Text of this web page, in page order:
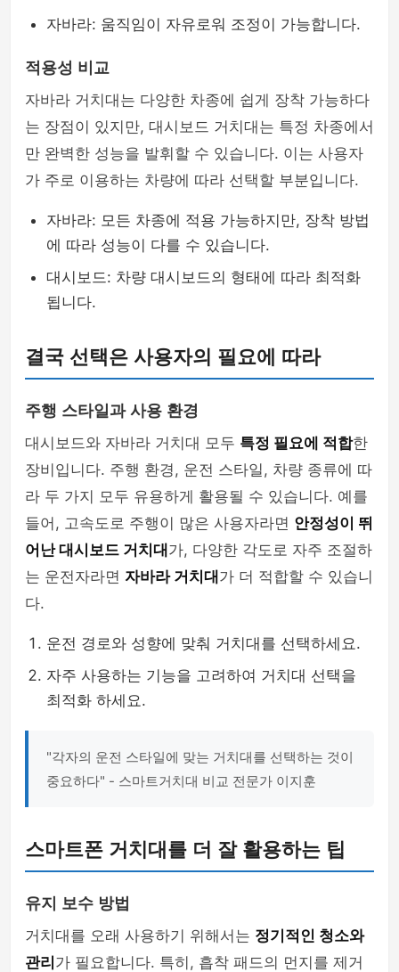
자바라: 움직임이 자유로워 조정이 가능합니다.
적용성 비교
자바라 거치대는 다양한 차종에 쉽게 장착 가능하다
는 장점이 있지만, 대시보드 거치대는 특정 차종에서
만 완벽한 성능을 발휘할 수 있습니다. 이는 사용자
가 주로 이용하는 차량에 따라 선택할 부분입니다.
자바라: 모든 차종에 적용 가능하지만, 장착 방법
에 따라 성능이 다를 수 있습니다.
대시보드: 차량 대시보드의 형태에 따라 최적화
됩니다.
결국 선택은 사용자의 필요에 따라
주행 스타일과 사용 환경
대시보드와 자바라 거치대 모두 특정 필요에 적합한
장비입니다. 주행 환경, 운전 스타일, 차량 종류에 따
라 두 가지 모두 유용하게 활용될 수 있습니다. 예를
들어, 고속도로 주행이 많은 사용자라면 안정성이 뛰
어난 대시보드 거치대 가, 다양한 각도로 자주 조절하
는 운전자라면 자바라 거치대 가 더 적합할 수 있습니
다.
운전 경로와 성향에 맞춰 거치대를 선택하세요.
자주 사용하는 기능을 고려하여 거치대 선택을
최적화 하세요.
"각자의 운전 스타일에 맞는 거치대를 선택하는 것이
중요하다" - 스마트거치대 비교 전문가 이지훈
스마트폰 거치대를 더 잘 활용하는 팁
유지 보수 방법
거치대를 오래 사용하기 위해서는 정기적인 청소와
관리 가 필요합니다. 특히, 흡착 패드의 먼지를 제거